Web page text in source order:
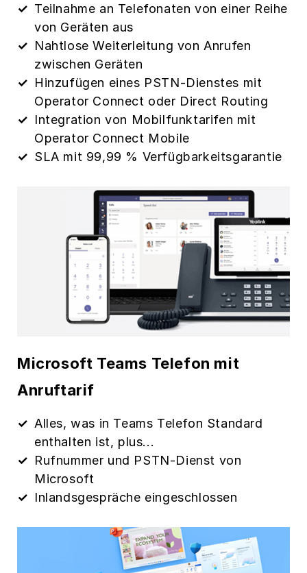
Teilnahme an Telefonaten von einer Reihe
von Geräten aus
Nahtlose Weiterleitung von Anrufen
zwischen Geräten
Hinzufügen eines PSTN-Dienstes mit
Operator Connect oder Direct Routing
Integration von Mobilfunktarifen mit
Operator Connect Mobile
SLA mit 99,99 % Verfügbarkeitsgarantie
Microsoft Teams Telefon mit
Anruftarif
Alles, was in Teams Telefon Standard
enthalten ist, plus...
Rufnummer und PSTN-Dienst von
Microsoft
Inlandsgespräche eingeschlossen